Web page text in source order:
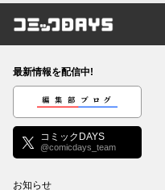
コミックDAYS
最新情報を配信中!
編集部ブログ
コミックDAYS
@comicdays_team
お知らせ